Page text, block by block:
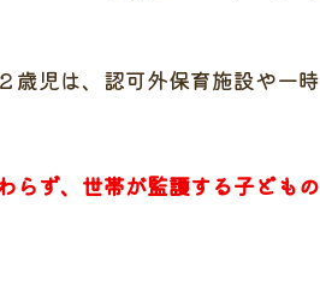
歳児は、認可外保育施設や一時
らず、世帯が監護する子どもの